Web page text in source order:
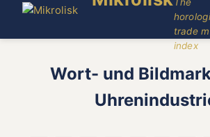
trade
index
Wort- und